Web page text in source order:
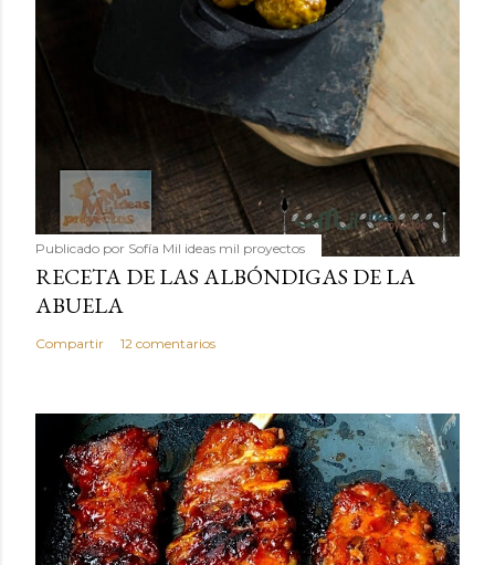
Publicado por Sofía Mil ideas mil proyectos
RECETA DE LAS ALBÓNDIGAS DE LA
ABUELA
Compartir 12 comentarios